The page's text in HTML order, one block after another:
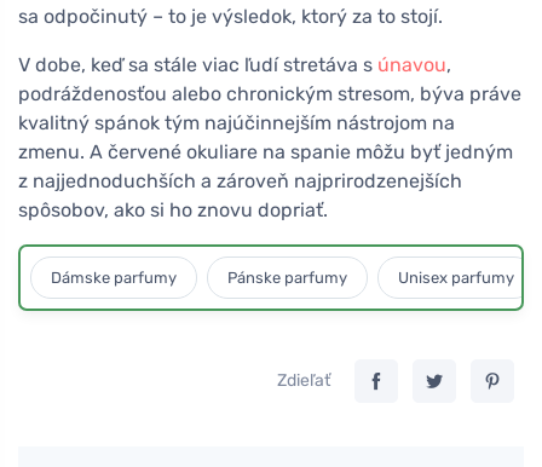
sa odpočinutý – to je výsledok, ktorý za to stojí.
V dobe, keď sa stále viac ľudí stretáva s únavou,
podráždenosťou alebo chronickým stresom, býva práve
kvalitný spánok tým najúčinnejším nástrojom na
zmenu. A červené okuliare na spanie môžu byť jedným
z najjednoduchších a zároveň najprirodzenejších
spôsobov, ako si ho znovu dopriať.
Dámske parfumy Pánske parfumy Unisex parfumy
Zdieľať